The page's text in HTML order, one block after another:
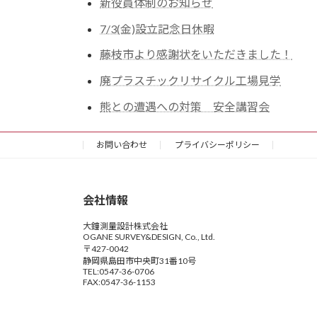
7/3(金)設立記念日休暇
藤枝市より感謝状をいただきました！
廃プラスチックリサイクル工場見学
熊との遭遇への対策 安全講習会
お問い合わせ プライバシーポリシー
会社情報
大鐘測量設計株式会社
OGANE SURVEY&DESIGN, Co., Ltd.
〒427-0042
静岡県島田市中央町31番10号
TEL:0547-36-0706
FAX:0547-36-1153